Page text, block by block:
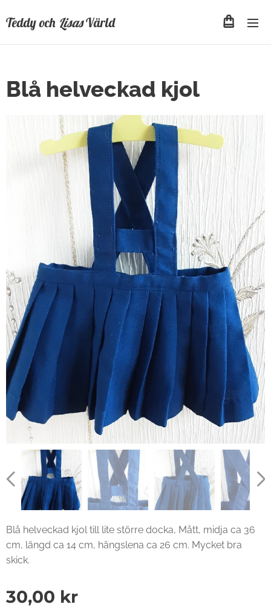
Teddy och LisasVärld
Blå helveckad kjol
Blå helveckad kjol till lite större docka, Mått, midja ca 36
cm, längd ca 14 cm, hängslena ca 26 cm. Mycket bra
skick.
30,00 kr